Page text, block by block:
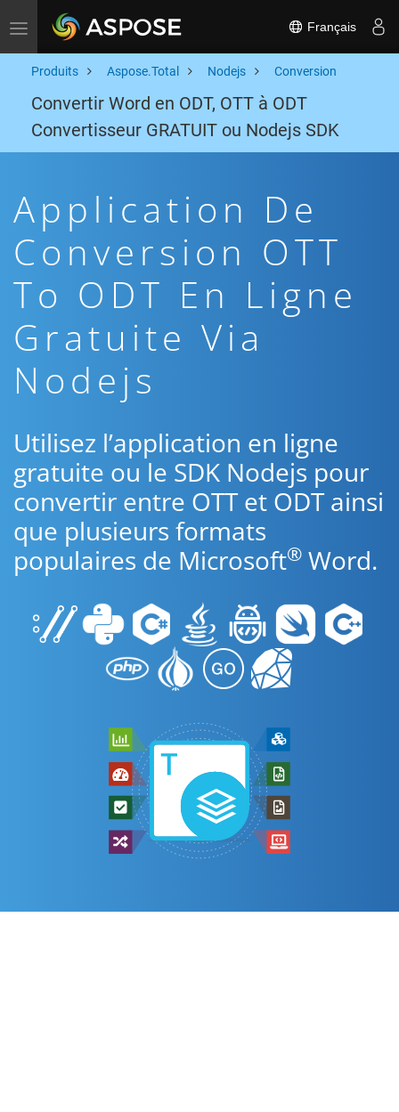
Toggle navigation Français
Produits Aspose.Total Nodejs Conversion
Convertir Word en ODT, OTT à ODT
Convertisseur GRATUIT ou Nodejs SDK
Application De
Conversion OTT
To ODT En Ligne
Gratuite Via
Nodejs
Utilisez l’application en ligne
gratuite ou le SDK Nodejs pour
convertir entre OTT et ODT ainsi
que plusieurs formats
populaires de Microsoft® Word.